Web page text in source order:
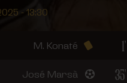
- 13:30
1'
M. Konaté
35'
José Marsà